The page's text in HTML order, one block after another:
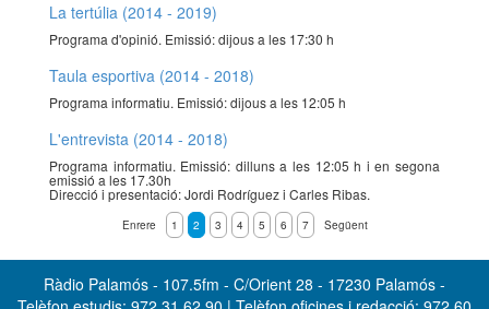
La tertúlia (2014 - 2019)
Programa d'opinió. Emissió: dijous a les 17:30 h
Taula esportiva (2014 - 2018)
Programa informatiu. Emissió: dijous a les 12:05 h
L'entrevista (2014 - 2018)
Programa informatiu. Emissió: dilluns a les 12:05 h i en segona
emissió a les 17.30h
Direcció i presentació: Jordi Rodríguez i Carles Ribas.
Enrere 1 2 3 4 5 6 7 Següent
Ràdio Palamós - 107.5fm - C/Orient 28 - 17230 Palamós -